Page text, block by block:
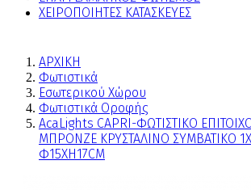
ΧΕΙΡΟΠΟΙΗΤΕΣ ΚΑΤΑΣΚΕΥΕΣ
ΑΡΧΙΚΗ
Φωτιστικά
Εσωτερικού Χώρου
Φωτιστικά Οροφής
AcaLights CAPRI-ΦΩΤΙΣΤΙΚΟ
ΜΠΡΟΝΖΕ ΚΡΥΣΤΑΛΙΝΟ ΣΥΜΒΑΤΙΚΟ
Φ15ΧΗ17CM